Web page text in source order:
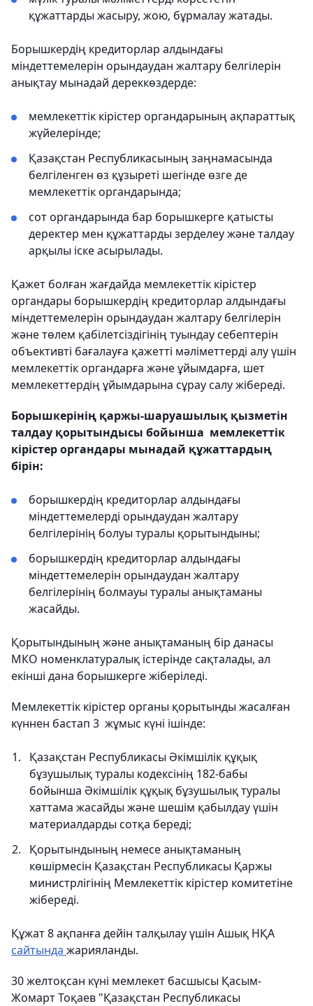
құжаттарды жасыру, жою, бұрмалау жатады.
Борышкердің кредиторлар алдындағы
міндеттемелерін орындаудан жалтару белгілерін
анықтау мынадай дереккөздерде:
мемлекеттік кірістер органдарының ақпараттық
жүйелерінде;
Қазақстан Республикасының заңнамасында
белгіленген өз құзыреті шегінде өзге де
мемлекеттік органдарында;
сот органдарында бар борышкерге қатысты
деректер мен құжаттарды зерделеу және талдау
арқылы іске асырылады.
Қажет болған жағдайда мемлекеттік кірістер
органдары борышкердің кредиторлар алдындағы
міндеттемелерін орындаудан жалтару белгілерін
және төлем қабілетсіздігінің туындау себептерін
объективті бағалауға қажетті мәліметтерді алу үшін
мемлекеттік органдарға және ұйымдарға, шет
мемлекеттердің ұйымдарына сұрау салу жібереді.
Борышкерінің қаржы-шаруашылық қызметін
талдау қорытындысы бойынша мемлекеттік
кірістер органдары мынадай құжаттардың
бірін:
борышкердің кредиторлар алдындағы
міндеттемелерді орындаудан жалтару
белгілерінің болуы туралы қорытындыны;
борышкердің кредиторлар алдындағы
міндеттемелерін орындаудан жалтару
белгілерінің болмауы туралы анықтаманы
жасайды.
Қорытындының және анықтаманың бір данасы
МКО номенклатуралық істерінде сақталады, ал
екінші дана борышкерге жіберіледі.
Мемлекеттік кірістер органы қорытынды жасалған
күннен бастап 3 жұмыс күні ішінде:
Қазақстан Республикасы Әкімшілік құқық
бұзушылық туралы кодексінің 182-бабы
бойынша Әкімшілік құқық бұзушылық туралы
хаттама жасайды және шешім қабылдау үшін
материалдарды сотқа береді;
Қорытындының немесе анықтаманың
көшірмесін Қазақстан Республикасы Қаржы
министрлігінің Мемлекеттік кірістер комитетіне
жібереді.
Құжат 8 ақпанға дейін талқылау үшін Ашық НҚА
сайтында жарияланды.
30 желтоқсан күні мемлекет басшысы Қасым-
Жомарт Тоқаев "Қазақстан Республикасы